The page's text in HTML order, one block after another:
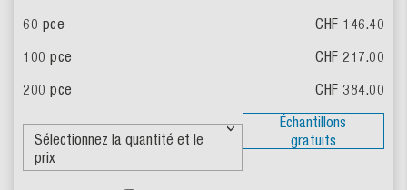
CHF 146.40
CHF 217.00
CHF 384.00
Échantillons
gratuits